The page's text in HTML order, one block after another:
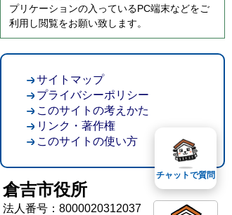
プリケーションの入っているPC端末などをご
利用し閲覧をお願い致します。
サイトマップ
プライバシーポリシー
このサイトの考えかた
リンク・著作権
このサイトの使い方
倉吉市役所
法人番号：8000020312037
チャットで質問